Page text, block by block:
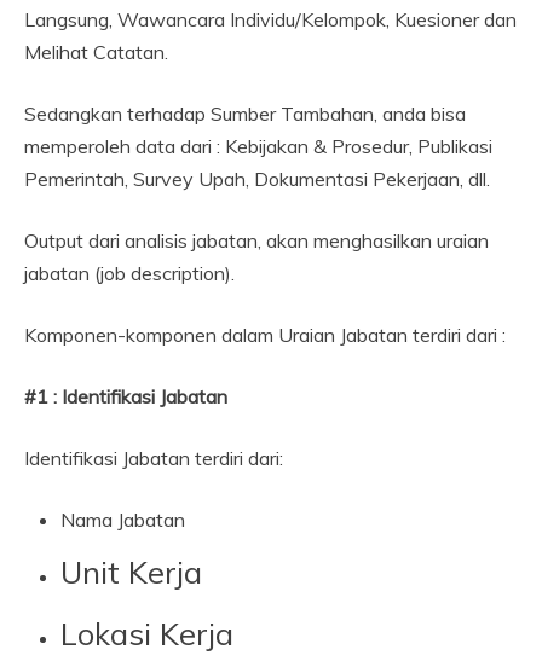
Langsung, Wawancara Individu/Kelompok, Kuesioner dan
Melihat Catatan.
Sedangkan terhadap Sumber Tambahan, anda bisa
memperoleh data dari : Kebijakan & Prosedur, Publikasi
Pemerintah, Survey Upah, Dokumentasi Pekerjaan, dll.
Output dari analisis jabatan, akan menghasilkan uraian
jabatan (job description).
Komponen-komponen dalam Uraian Jabatan terdiri dari :
#1 : Identifikasi Jabatan
Identifikasi Jabatan terdiri dari:
Nama Jabatan
Unit Kerja
Lokasi Kerja